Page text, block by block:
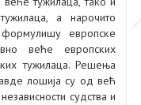
а нарочито
европске
веће европских
тужилаца. Решења
лошија су од већ
судства и